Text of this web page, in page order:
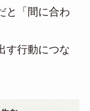
と「間に合わ
す行動につな